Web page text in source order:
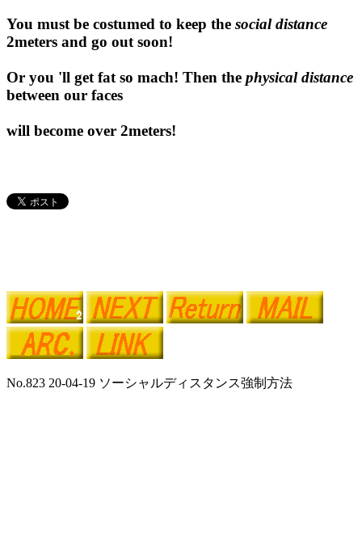
You must be costumed to keep the social distance
2meters and go out soon!
Or you 'll get fat so mach! Then the physical distance
between our faces
will become over 2meters!
No.823 20-04-19 ソーシャルディスタンス強制方法